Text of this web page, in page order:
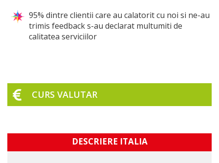
95% dintre clientii care au calatorit cu noi si ne-au
trimis feedback s-au declarat multumiti de
calitatea serviciilor
CURS VALUTAR
DESCRIERE ITALIA